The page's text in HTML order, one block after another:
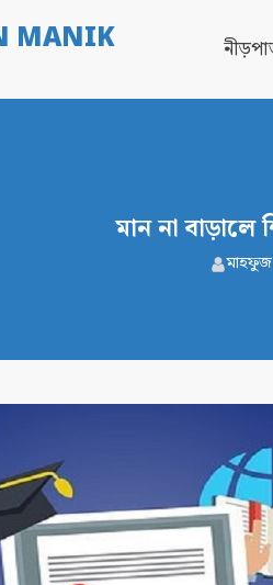
MANIK
মান না বাড়ালে
মাহফুজ